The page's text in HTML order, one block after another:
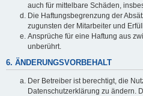
auch für mittelbare Schäden,
Die Haftungsbegrenzung der
zugunsten der Mitarbeiter und
Ansprüche für eine Haftung aus
unberührt.
6. ÄNDERUNGSVORBEHALT
Der Betreiber ist berechtigt, die
Datenschutzerklärung zu ändern.